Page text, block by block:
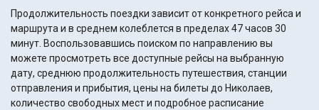
Продолжительность поездки зависит от конкретного рейса и
маршрута и в среднем колеблется в пределах 47 часов 30
минут. Воспользовавшись поиском по направлению вы
можете просмотреть все доступные рейсы на выбранную
дату, среднюю продолжительность путешествия, станции
отправления и прибытия, цены на билеты до Николаев,
количество свободных мест и подробное расписание